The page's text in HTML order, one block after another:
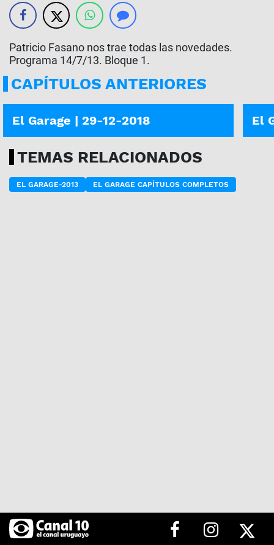
Patricio Fasano nos trae todas las novedades.
Programa 14/7/13. Bloque 1.
CAPÍTULOS ANTERIORES
PROGRAMA COMPLETO
El Garage | 29-12-2018 El
TEMAS RELACIONADOS
EL GARAGE-2013 EL GARAGE CAPÍTULOS COMPLETOS